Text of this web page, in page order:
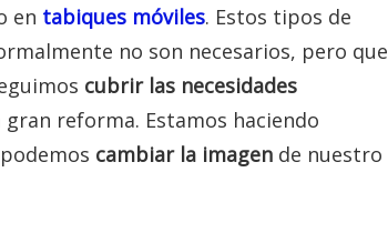
en tabiques móviles. Estos tipos de
no son necesarios, pero que
cubrir las necesidades
gran reforma. Estamos haciendo
cambiar la imagen de nuestro